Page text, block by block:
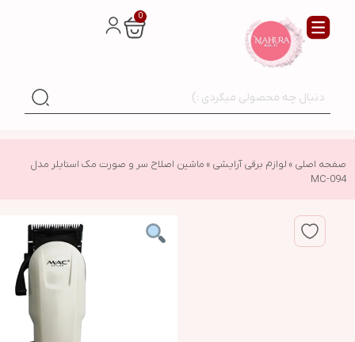
0
صفحه اصلی » لوازم برقی آرایشی » ماشین اصلاح سر و صورت مک استایلر مدل
MC-094